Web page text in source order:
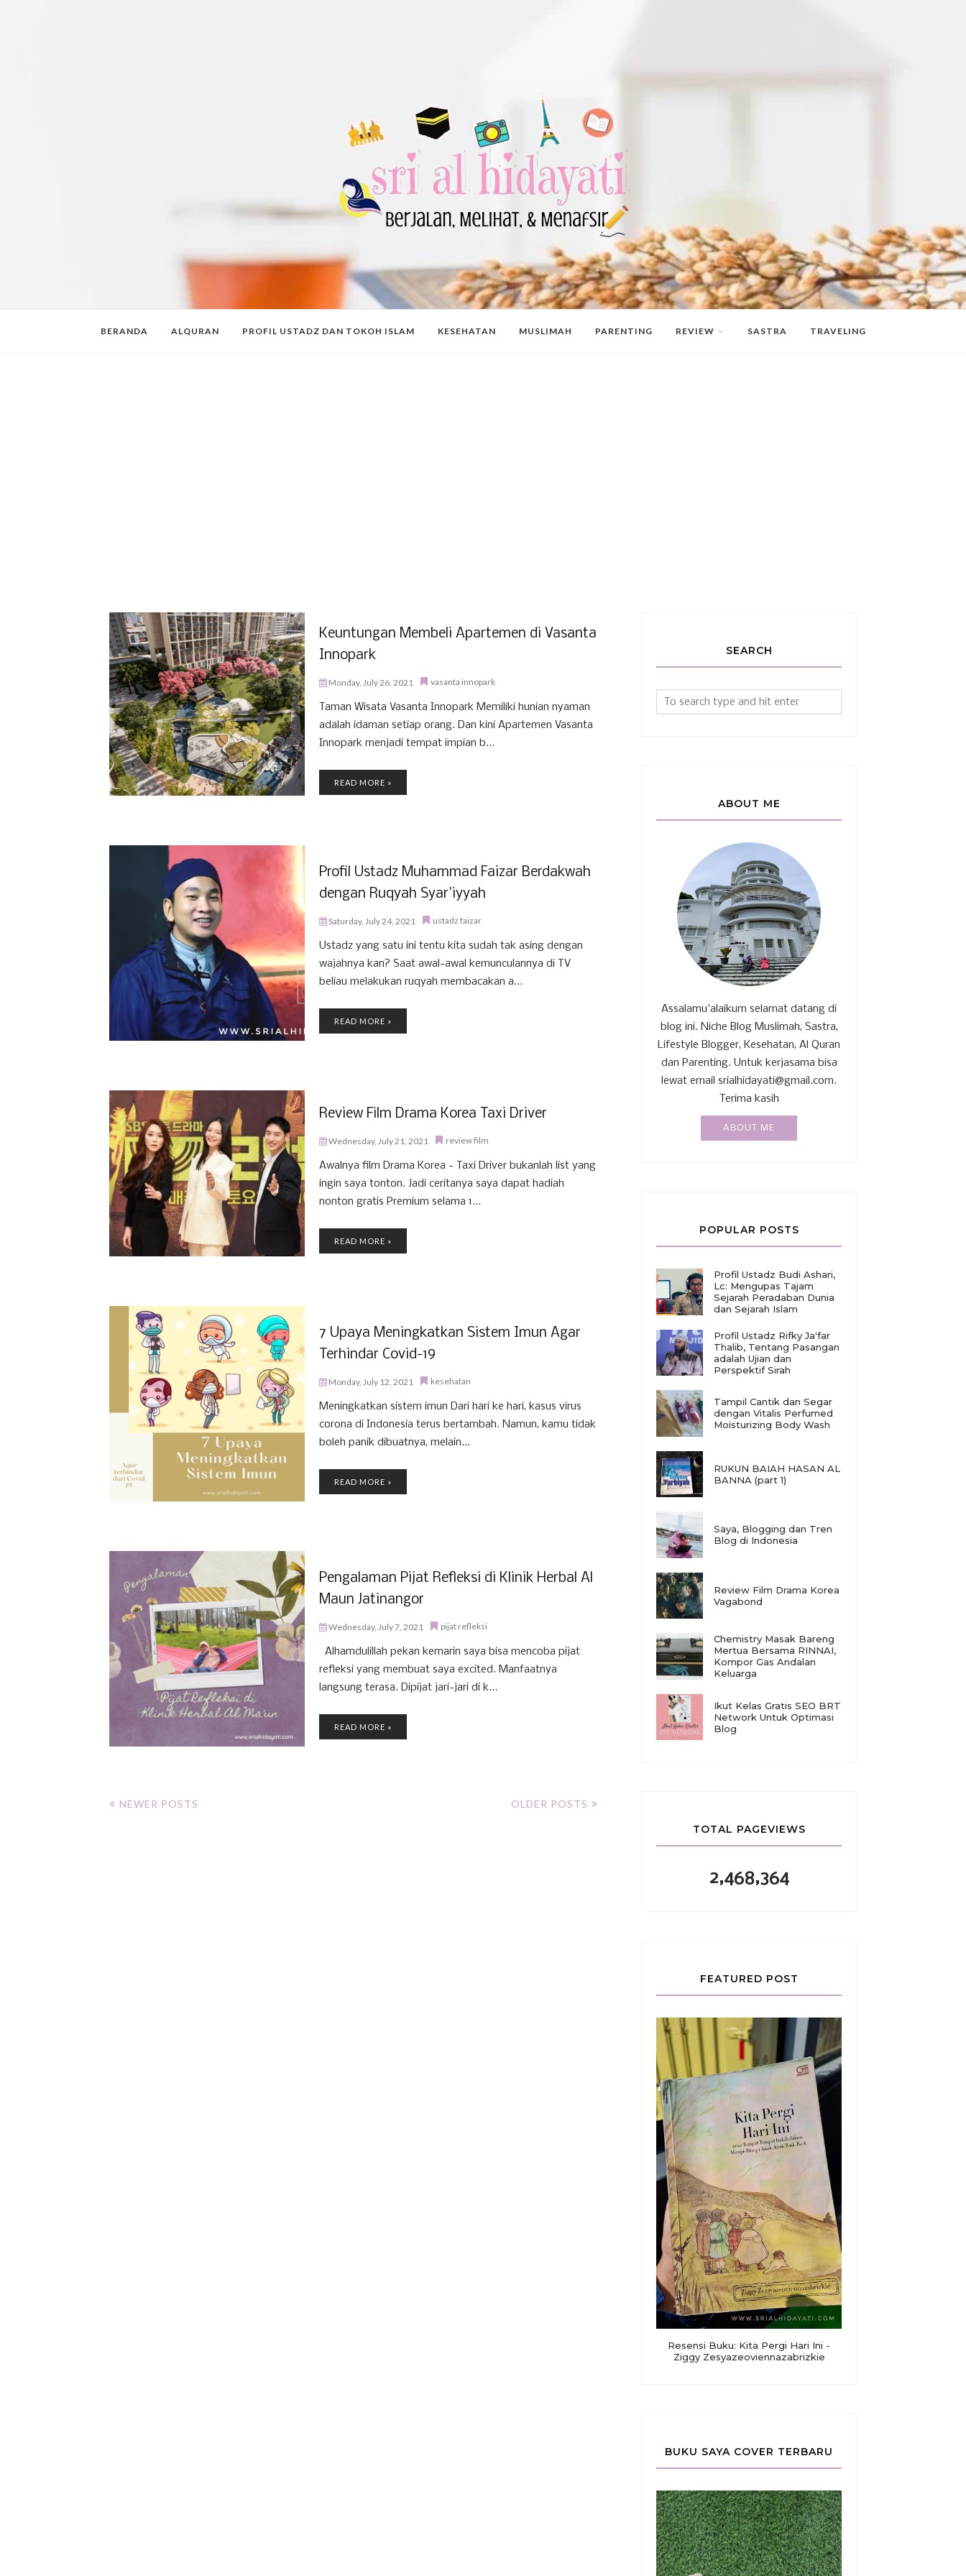
BERANDA ALQURAN PROFIL USTADZ DAN TOKOH ISLAM KESEHATAN MUSLIMAH PARENTING REVIEW SASTRA TRAVELING
Keuntungan Membeli Apartemen di Vasanta
Innopark
Monday, July 26, 2021 vasanta innopark
Taman Wisata Vasanta Innopark Memiliki hunian nyaman
adalah idaman setiap orang. Dan kini Apartemen Vasanta
Innopark menjadi tempat impian b...
READ MORE »
Profil Ustadz Muhammad Faizar Berdakwah
dengan Ruqyah Syar'iyyah
Saturday, July 24, 2021 ustadz faizar
Ustadz yang satu ini tentu kita sudah tak asing dengan
wajahnya kan? Saat awal-awal kemunculannya di TV
beliau melakukan ruqyah membacakan a...
READ MORE »
Review Film Drama Korea Taxi Driver
Wednesday, July 21, 2021 review film
Awalnya film Drama Korea - Taxi Driver bukanlah list yang
ingin saya tonton. Jadi ceritanya saya dapat hadiah
nonton gratis Premium selama 1...
READ MORE »
7 Upaya Meningkatkan Sistem Imun Agar
Terhindar Covid-19
Monday, July 12, 2021 kesehatan
Meningkatkan sistem imun Dari hari ke hari, kasus virus
corona di Indonesia terus bertambah. Namun, kamu tidak
boleh panik dibuatnya, melain...
READ MORE »
Pengalaman Pijat Refleksi di Klinik Herbal Al
Maun Jatinangor
Wednesday, July 7, 2021 pijat refleksi
Alhamdulillah pekan kemarin saya bisa mencoba pijat
refleksi yang membuat saya excited. Manfaatnya
langsung terasa. Dipijat jari-jari di k...
READ MORE »
NEWER POSTS OLDER POSTS
SEARCH
ABOUT ME
Assalamu'alaikum selamat datang di
blog ini. Niche Blog Muslimah, Sastra,
Lifestyle Blogger, Kesehatan, Al Quran
dan Parenting. Untuk kerjasama bisa
lewat email srialhidayati@gmail.com.
Terima kasih
ABOUT ME
POPULAR POSTS
Profil Ustadz Budi Ashari,
Lc: Mengupas Tajam
Sejarah Peradaban Dunia
dan Sejarah Islam
Profil Ustadz Rifky Ja'far
Thalib, Tentang Pasangan
adalah Ujian dan
Perspektif Sirah
Tampil Cantik dan Segar
dengan Vitalis Perfumed
Moisturizing Body Wash
RUKUN BAIAH HASAN AL
BANNA (part 1)
Saya, Blogging dan Tren
Blog di Indonesia
Review Film Drama Korea
Vagabond
Chemistry Masak Bareng
Mertua Bersama RINNAI,
Kompor Gas Andalan
Keluarga
Ikut Kelas Gratis SEO BRT
Network Untuk Optimasi
Blog
TOTAL PAGEVIEWS
2,468,364
FEATURED POST
Resensi Buku: Kita Pergi Hari Ini -
Ziggy Zesyazeoviennazabrizkie
BUKU SAYA COVER TERBARU